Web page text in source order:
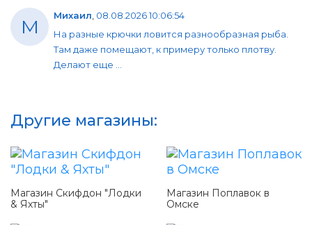
М Михаил, 08.08.2026 10:06:54
На разные крючки ловится разнообразная рыба.
Там даже помещают, к примеру только плотву.
Делают еще ...
Другие магазины:
Магазин Скифдон "Лодки
& Яхты"
Магазин Поплавок в
Омске